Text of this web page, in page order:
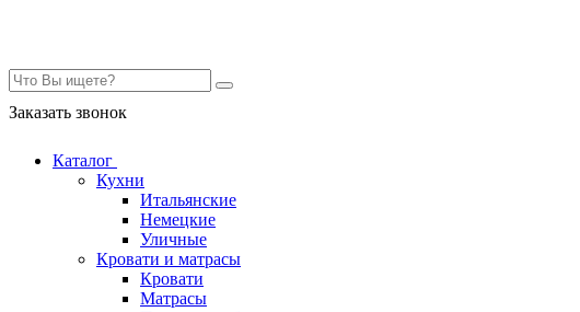
Заказать звонок
Каталог
Кухни
Итальянские
Немецкие
Уличные
Кровати и матрасы
Кровати
Матрасы